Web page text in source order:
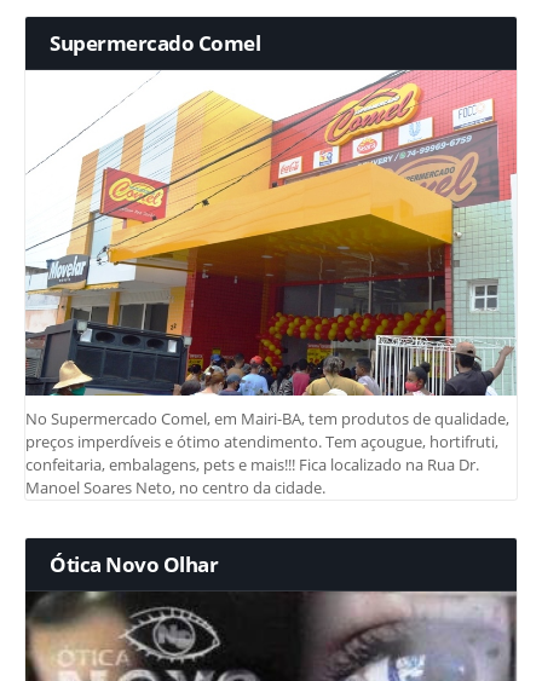
Supermercado Comel
No Supermercado Comel, em Mairi-BA, tem produtos de qualidade,
preços imperdíveis e ótimo atendimento. Tem açougue, hortifruti,
confeitaria, embalagens, pets e mais!!! Fica localizado na Rua Dr.
Manoel Soares Neto, no centro da cidade.
Ótica Novo Olhar